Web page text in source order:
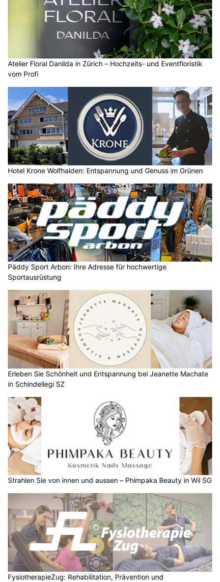
Atelier Floral Danilda in Zürich – Hochzeits- und Eventfloristik
vom Profi
Hotel Krone Wolfhalden: Entspannung und Genuss im Grünen
Päddy Sport Arbon: Ihre Adresse für hochwertige
Sportausrüstung
Erleben Sie Schönheit und Entspannung bei Jeanette Machate
in Schindellegi SZ
Strahlen Sie von innen und aussen – Phimpaka Beauty in Wil SG
FysiotherapieZug: Rehabilitation, Prävention und